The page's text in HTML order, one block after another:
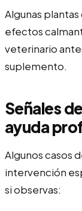
Algunas
efectos
veterinario
suplemento.
Señales
ayuda
Algunos casos
intervención
si observas: